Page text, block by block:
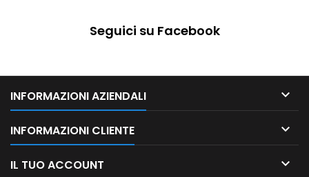
Seguici su Facebook
INFORMAZIONI AZIENDALI 
INFORMAZIONI CLIENTE 
IL TUO ACCOUNT 